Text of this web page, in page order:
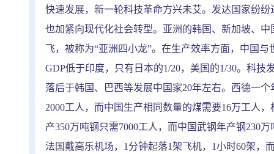
快速发展，新一轮科技革命方兴未艾。发达国家纷
也加紧向现代化社会转型。亚洲的韩国、新加坡、
飞，被称为“亚洲四小龙”。在生产效率方面，中国与
GDP低于印度，只有日本的1/20，美国的1/30。科技
落后于韩国、巴西等发展中国家20年左右。西德一个
2000工人，而中国生产相同数量的煤需要16万工人，
产350万吨钢只需7000工人，而中国武钢年产钢 230万
法国戴高乐机场， 1 分钟起落1架飞机， 1小时60架，